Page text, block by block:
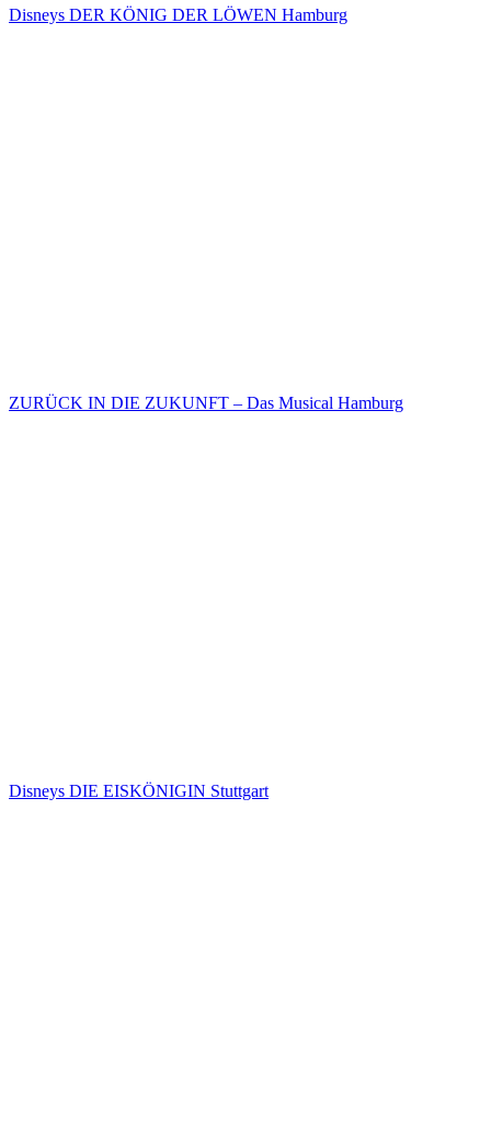
Disneys DER KÖNIG DER LÖWEN Hamburg
ZURÜCK IN DIE ZUKUNFT – Das Musical Hamburg
Disneys DIE EISKÖNIGIN Stuttgart